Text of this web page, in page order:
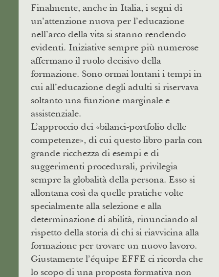
Finalmente, anche in Italia, i segni di
un’attenzione nuova per l’educazione
nell’arco della vita si stanno rendendo
evidenti. Iniziative sempre più numerose
affermano il ruolo decisivo della
formazione. Sono ormai lontani i tempi in
cui all’educazione degli adulti si riservava
soltanto una funzione marginale e
assistenziale.
L’approccio dei «bilanci-portfolio delle
competenze», di cui questo libro parla con
grande ricchezza di esempi e di
suggerimenti procedurali, privilegia
sempre la globalità della persona. Esso si
allontana così da quelle pratiche volte
specialmente alla selezione e alla
determinazione di abilità, rinunciando al
rispetto della storia di chi si riavvicina alla
formazione per trovare un nuovo lavoro.
Giustamente l’équipe EFFE ci ricorda che
lo scopo di una proposta formativa non